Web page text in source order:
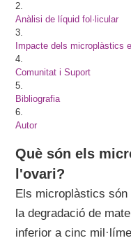
2.
Anàlisi de líquid fol·licular
3.
Impacte dels microplàstics
4.
Comunitat i Suport
5.
Bibliografia
6.
Autor
Què són els
l'ovari?
Els microplàstics
la degradació de
inferior a cinc